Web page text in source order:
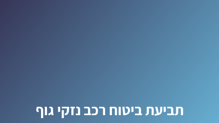
תביעת ביטוח רכב נזקי גוף